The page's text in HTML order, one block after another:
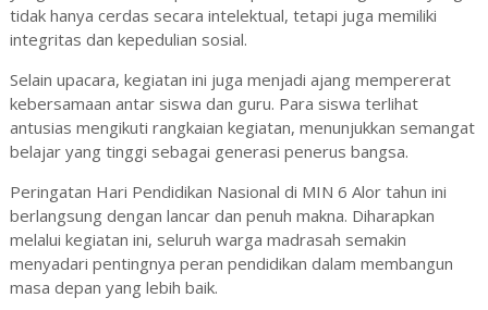
tidak hanya cerdas secara intelektual, tetapi juga memiliki
integritas dan kepedulian sosial.
Selain upacara, kegiatan ini juga menjadi ajang mempererat
kebersamaan antar siswa dan guru. Para siswa terlihat
antusias mengikuti rangkaian kegiatan, menunjukkan semangat
belajar yang tinggi sebagai generasi penerus bangsa.
Peringatan Hari Pendidikan Nasional di MIN 6 Alor tahun ini
berlangsung dengan lancar dan penuh makna. Diharapkan
melalui kegiatan ini, seluruh warga madrasah semakin
menyadari pentingnya peran pendidikan dalam membangun
masa depan yang lebih baik.